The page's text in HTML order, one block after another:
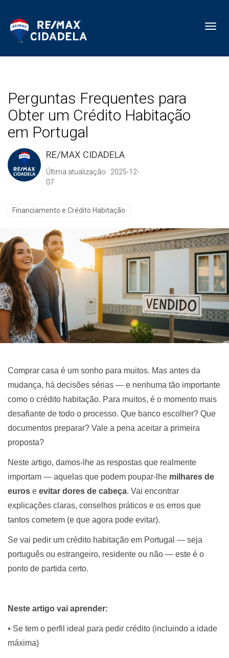
Perguntas Frequentes para
Obter um Crédito Habitação
em Portugal
RE/MAX CIDADELA
Última atualização: 2025-12-
07
Financiamento e Crédito Habitação
Comprar casa é um sonho para muitos. Mas antes da
mudança, há decisões sérias — e nenhuma tão importante
como o crédito habitação. Para muitos, é o momento mais
desafiante de todo o processo. Que banco escolher? Que
documentos preparar? Vale a pena aceitar a primeira
proposta?
Neste artigo, damos-lhe as respostas que realmente
importam — aquelas que podem poupar-lhe milhares de
euros e evitar dores de cabeça. Vai encontrar
explicações claras, conselhos práticos e os erros que
tantos cometem (e que agora pode evitar).
Se vai pedir um crédito habitação em Portugal — seja
português ou estrangeiro, residente ou não — este é o
ponto de partida certo.
Neste artigo vai aprender:
• Se tem o perfil ideal para pedir crédito (incluindo a idade
máxima)